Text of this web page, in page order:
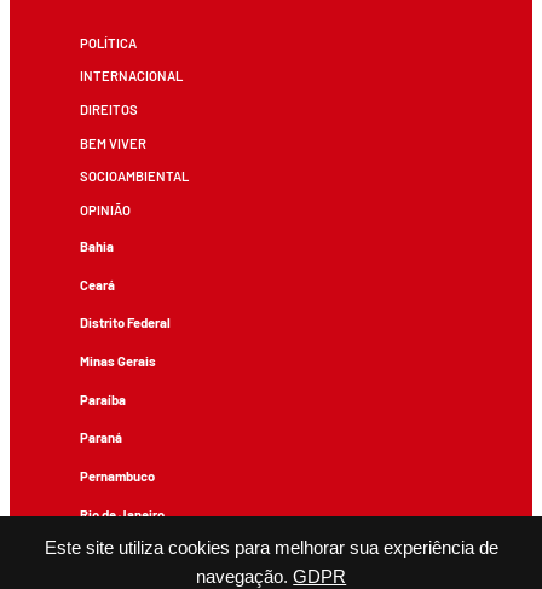
Este site utiliza cookies para melhorar sua experiência de
navegação. GDPR
POLÍTICA
INTERNACIONAL
DIREITOS
BEM VIVER
SOCIOAMBIENTAL
OPINIÃO
Bahia
Ceará
Distrito Federal
Minas Gerais
Paraíba
Paraná
Pernambuco
Rio de Janeiro
Rio Grande do Sul